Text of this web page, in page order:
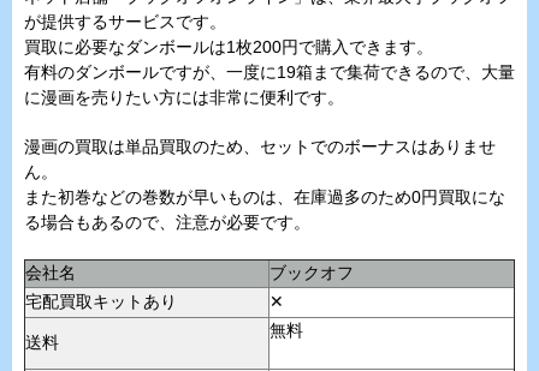
が提供するサービスです。
買取に必要なダンボールは1枚200円で購入できます。
有料のダンボールですが、一度に19箱まで集荷できるので、大量
に漫画を売りたい方には非常に便利です。
漫画の買取は単品買取のため、セットでのボーナスはありませ
ん。
また初巻などの巻数が早いものは、在庫過多のため0円買取にな
る場合もあるので、注意が必要です。
会社名
ブックオフ
宅配買取キットあり
✕
送料
無料